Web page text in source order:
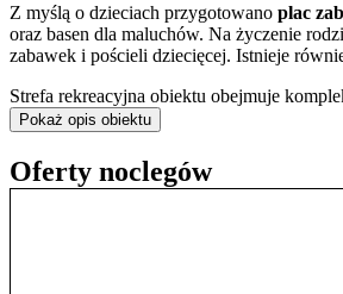
Z myślą o dzieciach przygotowano plac
oraz basen dla maluchów. Na życzenie
zabawek i pościeli dziecięcej. Istnieje
Strefa rekreacyjna obiektu obejmuje
na słonecznym tarasie lub w ogrodzie. Na
wypoczynek dostępna jest bezpłatna
Na terenie obiektu znajduje się
Pokaż opis obiektu
Oferty noclegów